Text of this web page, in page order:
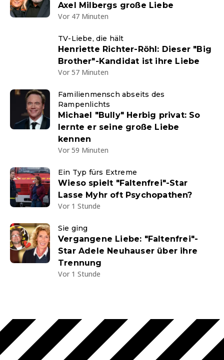
Axel Milbergs große Liebe
Vor 47 Minuten
TV-Liebe, die hält
Henriette Richter-Röhl: Dieser "Big
Brother"-Kandidat ist ihre Liebe
Vor 57 Minuten
Familienmensch abseits des
Rampenlichts
Michael "Bully" Herbig privat: So
lernte er seine große Liebe
kennen
Vor 59 Minuten
Ein Typ fürs Extreme
Wieso spielt "Faltenfrei"-Star
Lasse Myhr oft Psychopathen?
Vor 1 Stunde
Sie ging
Vergangene Liebe: "Faltenfrei"-
Star Adele Neuhauser über ihre
Trennung
Vor 1 Stunde